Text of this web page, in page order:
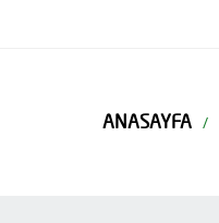
ANASAYFA